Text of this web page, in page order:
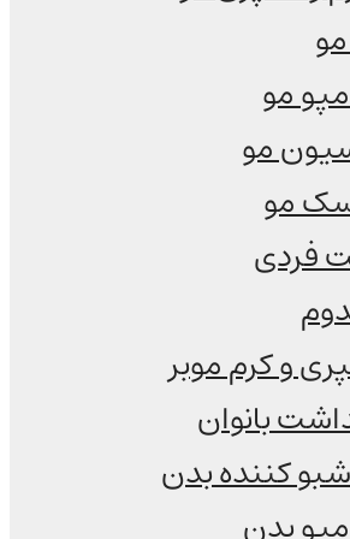
مو
مو
مو
فردی
و کرم موبر
بانوان
کننده بدن
بدن